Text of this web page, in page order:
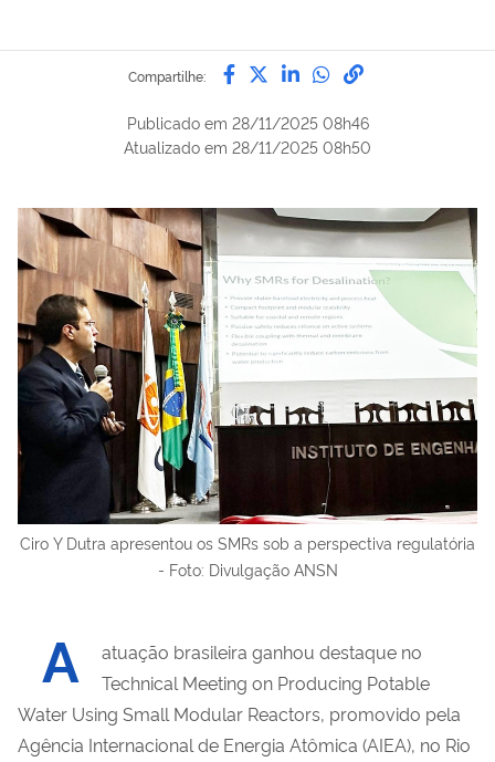
Compartilhe: Compartilhe por Facebook
Compartilhe por Twitter
Compartilhe por
Compartilhe
link para
Publicado em 28/11/2025 08h46
Atualizado em 28/11/2025 08h50
Ciro Y Dutra apresentou os SMRs sob a perspectiva regulatória
- Foto: Divulgação ANSN
A
atuação brasileira ganhou destaque no
Technical Meeting on Producing Potable
Water Using Small Modular Reactors, promovido pela
Agência Internacional de Energia Atômica (AIEA), no Rio